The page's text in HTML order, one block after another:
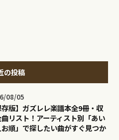
の投稿
08/05
存版】ガズレレ楽譜本全9冊・収
リスト！アーティスト別「あい
お順」で探したい曲がすぐ見つか